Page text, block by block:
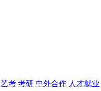
艺考 考研 中外合作 人才就业